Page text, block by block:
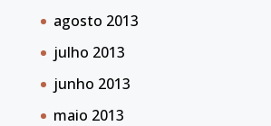
agosto 2013
julho 2013
junho 2013
maio 2013